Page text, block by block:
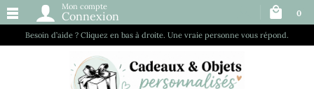
Besoin d’aide ? Cliquez en bas à droite. Une vraie personne vous répond.
Mon compte
Connexion 0